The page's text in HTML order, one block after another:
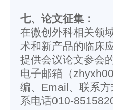
七、论文征集：
在微创外科相关领
术和新产品的临床
提供会议论文参会
电子邮箱（
编、Email、联系
系电话010-